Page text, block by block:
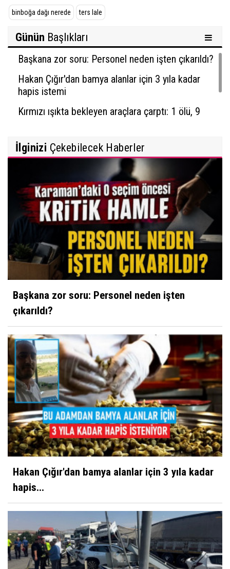
binboğa dağı nerede ters lale
Günün Başlıkları
Başkana zor soru: Personel neden işten çıkarıldı?
Hakan Çığır'dan bamya alanlar için 3 yıla kadar
hapis istemi
Kırmızı ışıkta bekleyen araçlara çarptı: 1 ölü, 9
İlginizi Çekebilecek Haberler
Başkana zor soru: Personel neden işten
çıkarıldı?
Hakan Çığır'dan bamya alanlar için 3 yıla kadar
hapis...